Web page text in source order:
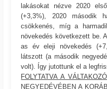
lakásokat nézve 2020
(+3,3%), 2020 második
csökkenés, míg a
növekedés következett be.
as év eleji növekedés
látszott (a második
volt). Így jutottunk el a
FOLYTATVA A
NEGYEDÉVÉBEN A